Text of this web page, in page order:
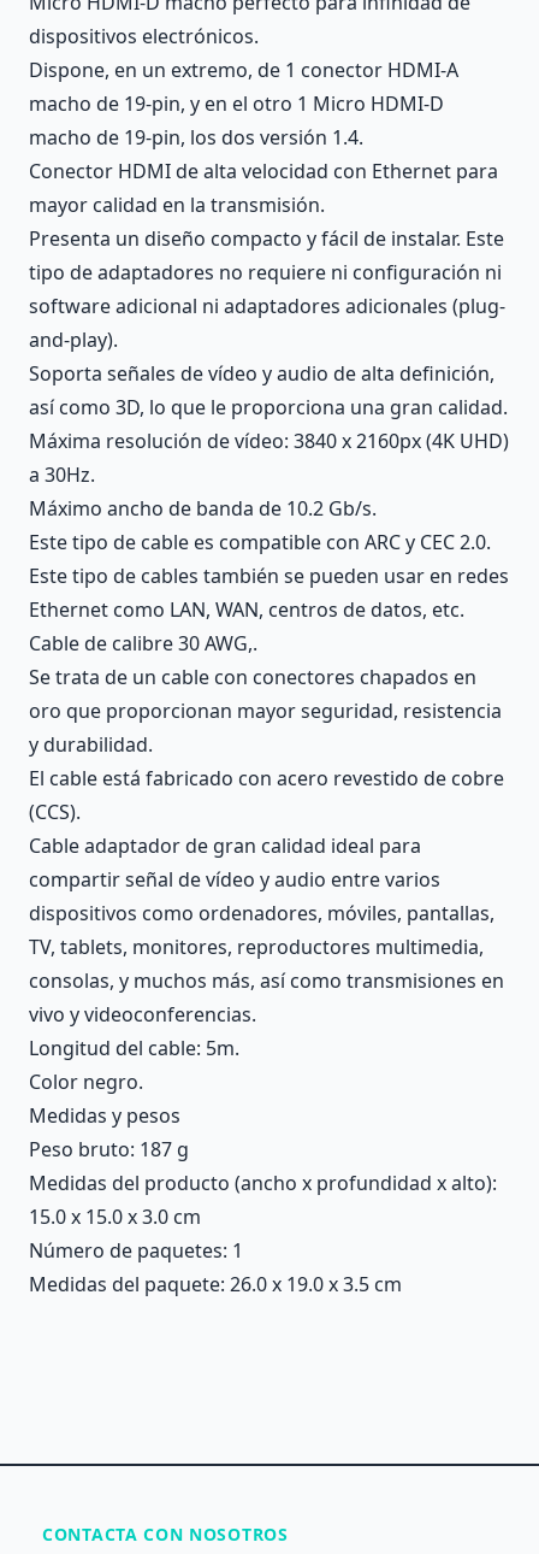
dispositivos electrónicos.
Dispone, en un extremo, de 1 conector HDMI-A
macho de 19-pin, y en el otro 1 Micro HDMI-D
macho de 19-pin, los dos versión 1.4.
Conector HDMI de alta velocidad con Ethernet para
mayor calidad en la transmisión.
Presenta un diseño compacto y fácil de instalar. Este
tipo de adaptadores no requiere ni configuración ni
software adicional ni adaptadores adicionales (plug-
and-play).
Soporta señales de vídeo y audio de alta definición,
así como 3D, lo que le proporciona una gran calidad.
Máxima resolución de vídeo: 3840 x 2160px (4K UHD)
a 30Hz.
Máximo ancho de banda de 10.2 Gb/s.
Este tipo de cable es compatible con ARC y CEC 2.0.
Este tipo de cables también se pueden usar en redes
Ethernet como LAN, WAN, centros de datos, etc.
Cable de calibre 30 AWG,.
Se trata de un cable con conectores chapados en
oro que proporcionan mayor seguridad, resistencia
y durabilidad.
El cable está fabricado con acero revestido de cobre
(CCS).
Cable adaptador de gran calidad ideal para
compartir señal de vídeo y audio entre varios
dispositivos como ordenadores, móviles, pantallas,
TV, tablets, monitores, reproductores multimedia,
consolas, y muchos más, así como transmisiones en
vivo y videoconferencias.
Longitud del cable: 5m.
Color negro.
Medidas y pesos
Peso bruto: 187 g
Medidas del producto (ancho x profundidad x alto):
15.0 x 15.0 x 3.0 cm
Número de paquetes: 1
Medidas del paquete: 26.0 x 19.0 x 3.5 cm
CONTACTA CON NOSOTROS